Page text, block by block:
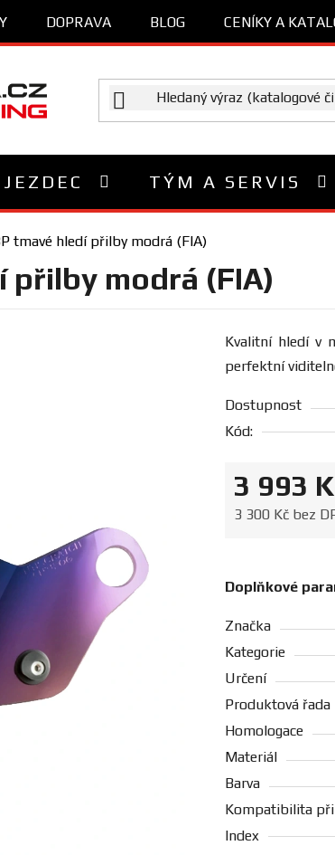
DOPRAVA BLOG CENÍKY A
JEZDEC TÝM A SERVIS
tmavé hledí přilby modrá (FIA)
přilby modrá (FIA)
Kvalitní hledí v
perfektní
Dostupnost
Kód:
3 993
3 300 Kč bez
Doplňkové
Značka
Kategorie
Určení
Produktová řada
Homologace
Materiál
Barva
Kompatibilita
Index